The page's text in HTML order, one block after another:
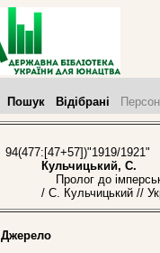
Пошук Відібрані
94(477:[47+57])"1919/1921"
Кульчицький, С.
Пролог до
/ С. Кульчицький //
Джерело